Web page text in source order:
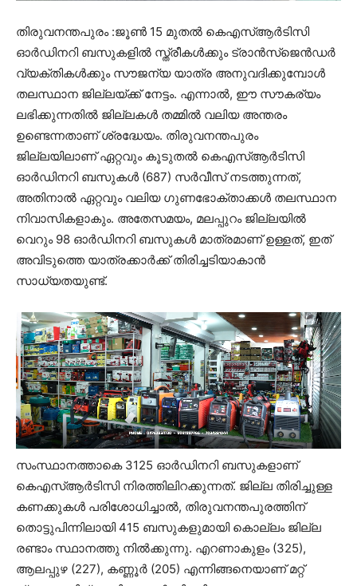
തിരുവനന്തപുരം :ജൂൺ 15 മുതൽ കെഎസ്ആർടിസി
ഓർഡിനറി ബസുകളിൽ സ്ത്രീകൾക്കും ട്രാൻസ്‌ജെൻഡർ
വ്യക്തികൾക്കും സൗജന്യ യാത്ര അനുവദിക്കുമ്പോൾ
തലസ്ഥാന ജില്ലയ്ക്ക് നേട്ടം. എന്നാൽ, ഈ സൗകര്യം
ലഭിക്കുന്നതിൽ ജില്ലകൾ തമ്മിൽ വലിയ അന്തരം
ഉണ്ടെന്നതാണ് ശ്രദ്ധേയം. തിരുവനന്തപുരം
ജില്ലയിലാണ് ഏറ്റവും കൂടുതൽ കെഎസ്ആർടിസി
ഓർഡിനറി ബസുകൾ (687) സർവീസ് നടത്തുന്നത്,
അതിനാൽ ഏറ്റവും വലിയ ഗുണഭോക്താക്കൾ തലസ്ഥാന
നിവാസികളാകും. അതേസമയം, മലപ്പുറം ജില്ലയിൽ
വെറും 98 ഓർഡിനറി ബസുകൾ മാത്രമാണ് ഉള്ളത്, ഇത്
അവിടുത്തെ യാത്രക്കാർക്ക് തിരിച്ചടിയാകാൻ
സാധ്യതയുണ്ട്.
സംസ്ഥാനത്താകെ 3125 ഓർഡിനറി ബസുകളാണ്
കെഎസ്ആർടിസി നിരത്തിലിറക്കുന്നത്. ജില്ല തിരിച്ചുള്ള
കണക്കുകൾ പരിശോധിച്ചാൽ, തിരുവനന്തപുരത്തിന്
തൊട്ടുപിന്നിലായി 415 ബസുകളുമായി കൊല്ലം ജില്ല
രണ്ടാം സ്ഥാനത്തു നിൽക്കുന്നു. എറണാകുളം (325),
ആലപ്പുഴ (227), കണ്ണൂർ (205) എന്നിങ്ങനെയാണ് മറ്റ്